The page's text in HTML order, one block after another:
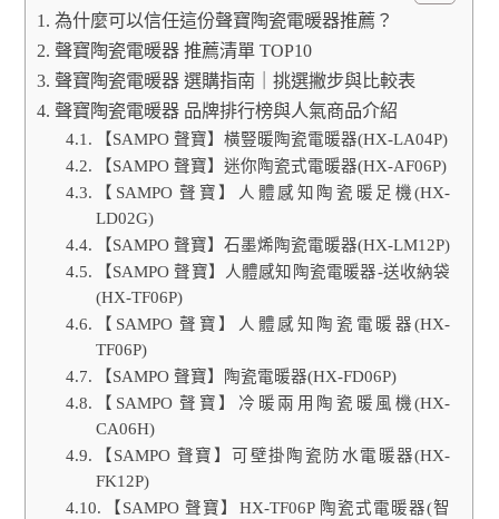
為什麼可以信任這份聲寶陶瓷電暖器推薦？
聲寶陶瓷電暖器 推薦清單 TOP10
聲寶陶瓷電暖器 選購指南｜挑選撇步與比較表
聲寶陶瓷電暖器 品牌排行榜與人氣商品介紹
【SAMPO 聲寶】橫豎暖陶瓷電暖器(HX-LA04P)
【SAMPO 聲寶】迷你陶瓷式電暖器(HX-AF06P)
【SAMPO 聲寶】人體感知陶瓷暖足機(HX-
LD02G)
【SAMPO 聲寶】石墨烯陶瓷電暖器(HX-LM12P)
【SAMPO 聲寶】人體感知陶瓷電暖器-送收納袋
(HX-TF06P)
【SAMPO 聲寶】人體感知陶瓷電暖器(HX-
TF06P)
【SAMPO 聲寶】陶瓷電暖器(HX-FD06P)
【SAMPO 聲寶】冷暖兩用陶瓷暖風機(HX-
CA06H)
【SAMPO 聲寶】可壁掛陶瓷防水電暖器(HX-
FK12P)
【SAMPO 聲寶】HX-TF06P 陶瓷式電暖器(智